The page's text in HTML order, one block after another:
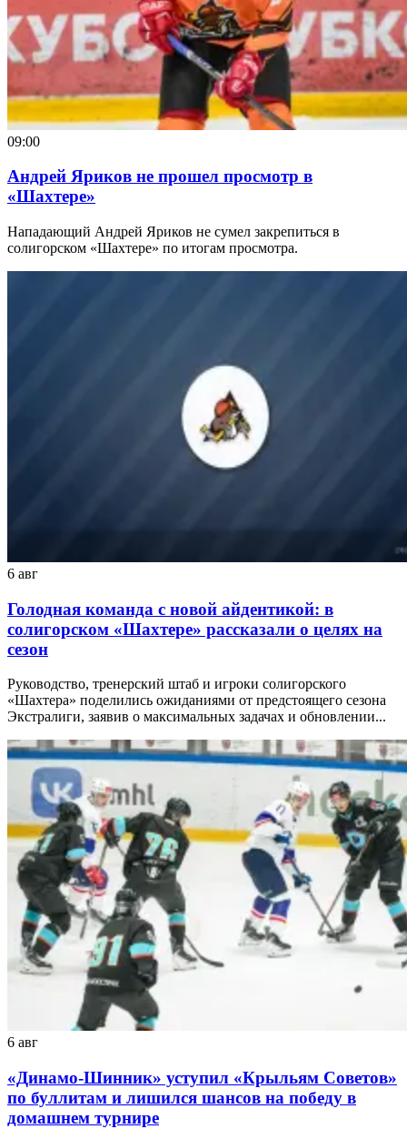
09:00
Андрей Яриков не прошел просмотр в
«Шахтере»
Нападающий Андрей Яриков не сумел закрепиться в
солигорском «Шахтере» по итогам просмотра.
6 авг
Голодная команда с новой айдентикой: в
солигорском «Шахтере» рассказали о целях на
сезон
Руководство, тренерский штаб и игроки солигорского
«Шахтера» поделились ожиданиями от предстоящего сезона
Экстралиги, заявив о максимальных задачах и обновлении...
6 авг
«Динамо-Шинник» уступил «Крыльям Советов»
по буллитам и лишился шансов на победу в
домашнем турнире